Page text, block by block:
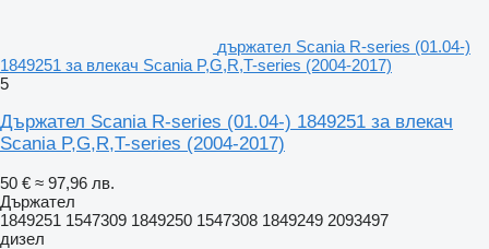
държател Scania R-series (01.04-)
1849251 за влекач Scania P,G,R,T-series (2004-2017)
5
Държател Scania R-series (01.04-) 1849251 за влекач
Scania P,G,R,T-series (2004-2017)
50 € ≈ 97,96 лв.
Държател
1849251 1547309 1849250 1547308 1849249 2093497
дизел